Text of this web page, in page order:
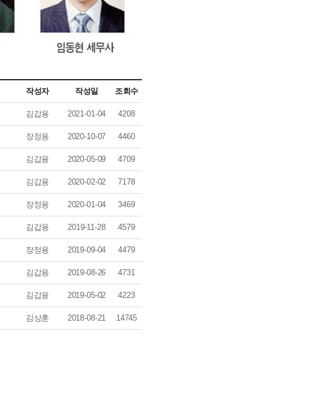
작성자 작성일 조회수
김갑용 2021-01-04 4208
장정용 2020-10-07 4460
김갑용 2020-05-09 4709
김갑용 2020-02-02 7178
장정용 2020-01-04 3469
김갑용 2019-11-28 4579
장정용 2019-09-04 4479
김갑용 2019-08-26 4731
김갑용 2019-05-02 4223
김상훈 2018-08-21 14745